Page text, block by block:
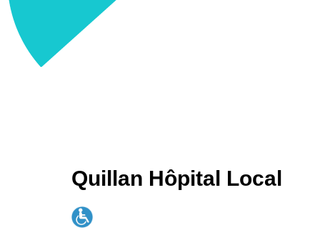
Quillan Hôpital Local